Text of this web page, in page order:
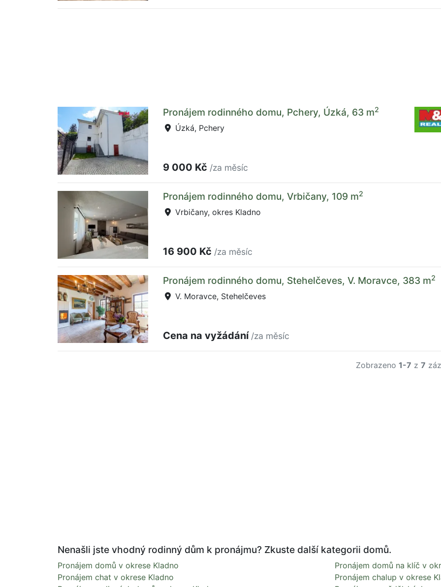
Pronájem rodinného domu, Pchery, Úzká, 63 m2
Úzká, Pchery
9 000 Kč /za měsíc
Pronájem rodinného domu, Vrbičany, 109 m2
Vrbičany, okres Kladno
16 900 Kč /za měsíc
Pronájem rodinného domu, Stehelčeves, V. Moravce, 383 m2
V. Moravce, Stehelčeves
Cena na vyžádání /za měsíc
Zobrazeno 1-7 z 7
Nenašli jste vhodný rodinný dům k pronájmu? Zkuste další kategorii domů.
Pronájem domů v okrese Kladno
Pronájem chat v okrese Kladno
Pronájem domů na klíč v
Pronájem chalup v okrese